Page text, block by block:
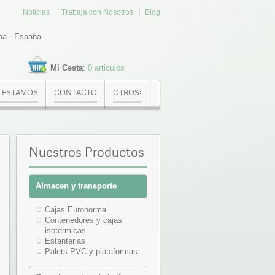
Noticias Trabaja con Nosotros Blog
- España
Mi Cesta: 0 articulos
CONTACTO OTROS:
Nuestros Productos
Almacen y transporte
Cajas Euronorma
Contenedores y cajas
isotermicas
Estanterias
Palets PVC y plataformas